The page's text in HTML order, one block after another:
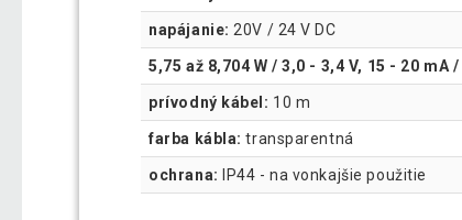
napájanie: 20V / 24 V DC
5,75 až 8,704 W / 3,0 - 3,4 V, 15 - 20 mA
prívodný kábel: 10 m
farba kábla: transparentná
ochrana: IP44 - na vonkajšie použitie